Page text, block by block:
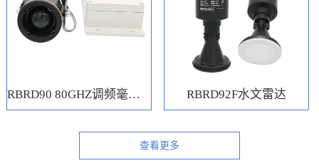
RBRD90 80GHZ调频毫米波水位计 RBRD92F水文雷达
查看更多